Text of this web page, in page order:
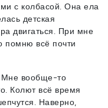
с колбасой. Она ела
детская
двигаться. При мне
помню всё почти
Мне вообще-то
Колют всё время
Наверно,